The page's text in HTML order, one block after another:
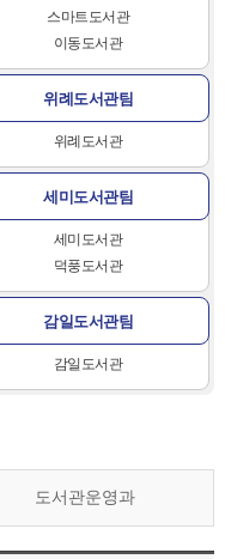
스마트도서관
이동도서관
위례도서관팀
위례도서관
세미도서관팀
세미도서관
덕풍도서관
감일도서관팀
감일도서관
도서관운영과